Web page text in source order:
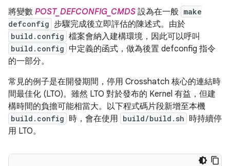
將變數 POST_DEFCONFIG_CMDS 設為在一般 make
defconfig 步驟完成後立即評估的陳述式。由於
build.config 檔案會納入建構環境，因此可以呼叫
build.config 中定義的函式，做為後置 defconfig 指令
的一部分。
常見的例子是在開發期間，停用 Crosshatch 核心的連結時
間最佳化 (LTO)。雖然 LTO 對於發布的 Kernel 有益，但建
構時間的負擔可能相當大。以下程式碼片段新增至本機
build.config 時，會在使用 build/build.sh 時持續停
用 LTO。